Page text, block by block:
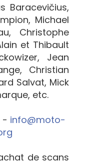
Baracevičius,
Michael
Christophe
et Thibault
Jean
Christian
Salvat, Mick
etc.
- info@moto-
de scans